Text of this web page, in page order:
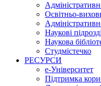
Освітньо-
Наукові
Наукова
Студмістечко
РЕСУРСИ
е-Університет
Підтримка